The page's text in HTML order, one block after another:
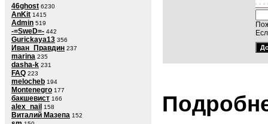
46ghost 6230
AnKit 1415
Admin 519
-=SweD=- 442
Gurickaya13 356
Иван_Правдин 237
marina 235
dasha-k 231
FAQ 223
melocheb 194
Montenegro 177
бакшевист 166
alex_nail 158
Виталий Мазепа 152